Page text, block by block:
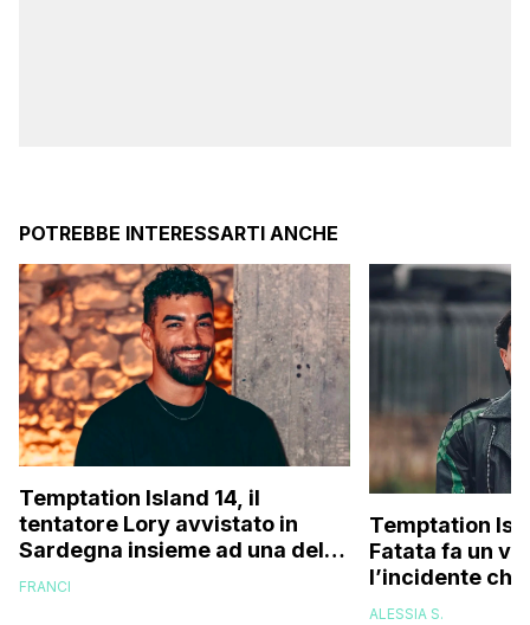
POTREBBE INTERESSARTI ANCHE
Temptation Island 14, il
tentatore Lory avvistato in
Sardegna insieme ad una delle
fidanzate (e no, non è Sabrina)
FRANCI
Temptation
Fatata fa un
l’incidente
delle cicatrici
ALESSIA S.